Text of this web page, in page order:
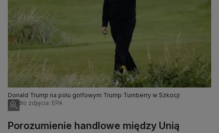
Donald Trump na polu golfowym Trump Turnberry w Szkocji
Źródło zdjęcia: EPA
Porozumienie handlowe między Unią